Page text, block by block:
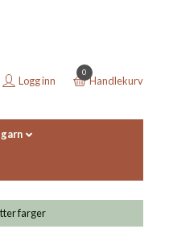
Logg inn
0
Handlekurv
farger